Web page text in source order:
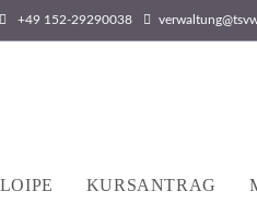
+49 152-29290038
KURSANTRAG